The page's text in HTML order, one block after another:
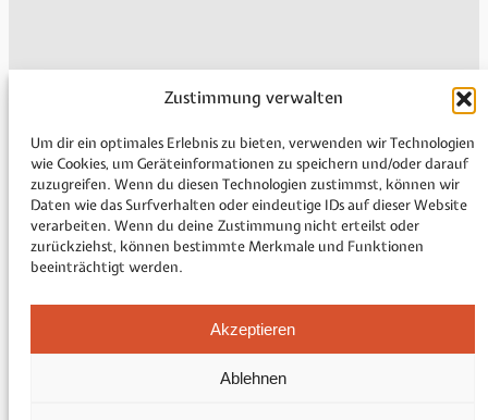
Zustimmung verwalten
Um dir ein optimales Erlebnis zu bieten, verwenden wir Technologien
wie Cookies, um Geräteinformationen zu speichern und/oder darauf
zuzugreifen. Wenn du diesen Technologien zustimmst, können wir
Daten wie das Surfverhalten oder eindeutige IDs auf dieser Website
verarbeiten. Wenn du deine Zustimmung nicht erteilst oder
zurückziehst, können bestimmte Merkmale und Funktionen
beeinträchtigt werden.
Akzeptieren
Ablehnen
Versand & Lieferung
Zahlungsweisen
Widerruf
Rechtliche Informationen
Vertrag widerrufen
Datenschutzerklärung
Cookie-Richtlinie (EU)